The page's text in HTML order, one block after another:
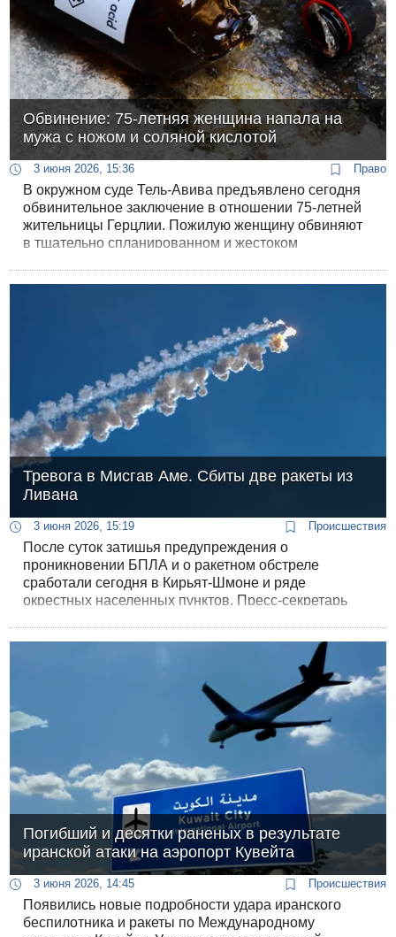
Обвинение: 75-летняя женщина напала на
мужа с ножом и соляной кислотой
3 июня 2026, 15:36 Право
В окружном суде Тель-Авива предъявлено сегодня
обвинительное заключение в отношении 75-летней
жительницы Герцлии. Пожилую женщину обвиняют
в тщательно спланированном и жестоком
химикатом, который в итоге выплеснула мужчине в
Тревога в Мисгав Аме. Сбиты две ракеты из
Ливана
3 июня 2026, 15:19 Происшествия
После суток затишья предупреждения о
проникновении БПЛА и о ракетном обстреле
сработали сегодня в Кирьят-Шмоне и ряде
окрестных населенных пунктов. Пресс-секретарь
Погибший и десятки раненых в результате
иранской атаки на аэропорт Кувейта
3 июня 2026, 14:45 Происшествия
Появились новые подробности удара иранского
беспилотника и ракеты по Международному